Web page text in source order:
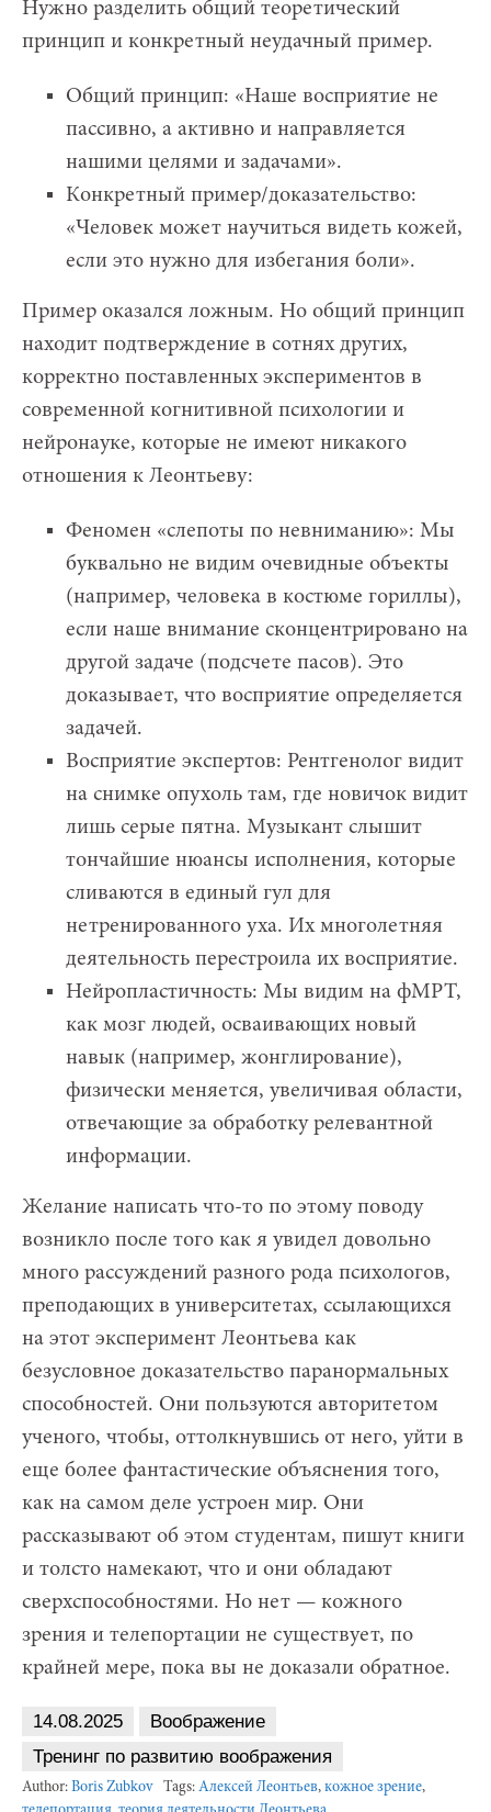
Нужно разделить общий теоретический
принцип и конкретный неудачный пример.
Общий принцип: «Наше восприятие не
пассивно, а активно и направляется
нашими целями и задачами».
Конкретный пример/доказательство:
«Человек может научиться видеть кожей,
если это нужно для избегания боли».
Пример оказался ложным. Но общий принцип
находит подтверждение в сотнях других,
корректно поставленных экспериментов в
современной когнитивной психологии и
нейронауке, которые не имеют никакого
отношения к Леонтьеву:
Феномен «слепоты по невниманию»: Мы
буквально не видим очевидные объекты
(например, человека в костюме гориллы),
если наше внимание сконцентрировано на
другой задаче (подсчете пасов). Это
доказывает, что восприятие определяется
задачей.
Восприятие экспертов: Рентгенолог видит
на снимке опухоль там, где новичок видит
лишь серые пятна. Музыкант слышит
тончайшие нюансы исполнения, которые
сливаются в единый гул для
нетренированного уха. Их многолетняя
деятельность перестроила их восприятие.
Нейропластичность: Мы видим на фМРТ,
как мозг людей, осваивающих новый
навык (например, жонглирование),
физически меняется, увеличивая области,
отвечающие за обработку релевантной
информации.
Желание написать что-то по этому поводу
возникло после того как я увидел довольно
много рассуждений разного рода психологов,
преподающих в университетах, ссылающихся
на этот эксперимент Леонтьева как
безусловное доказательство паранормальных
способностей. Они пользуются авторитетом
ученого, чтобы, оттолкнувшись от него, уйти в
еще более фантастические объяснения того,
как на самом деле устроен мир. Они
рассказывают об этом студентам, пишут книги
и толсто намекают, что и они обладают
сверхспособностями. Но нет — кожного
зрения и телепортации не существует, по
крайней мере, пока вы не доказали обратное.
14.08.2025
Воображение
Тренинг по развитию воображения
Author: Boris Zubkov Tags: Алексей Леонтьев, кожное зрение,